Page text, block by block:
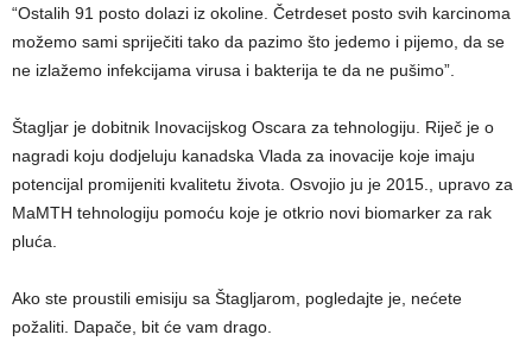
“Ostalih 91 posto dolazi iz okoline. Četrdeset posto svih karcinoma
možemo sami spriječiti tako da pazimo što jedemo i pijemo, da se
ne izlažemo infekcijama virusa i bakterija te da ne pušimo”.
Štagljar je dobitnik Inovacijskog Oscara za tehnologiju. Riječ je o
nagradi koju dodjeluju kanadska Vlada za inovacije koje imaju
potencijal promijeniti kvalitetu života. Osvojio ju je 2015., upravo za
MaMTH tehnologiju pomoću koje je otkrio novi biomarker za rak
pluća.
Ako ste proustili emisiju sa Štagljarom, pogledajte je, nećete
požaliti. Dapače, bit će vam drago.